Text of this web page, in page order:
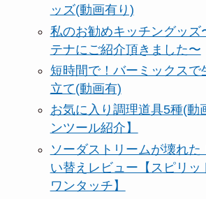
ッズ(動画有り)
私のお勧めキッチングッズ
テナにご紹介頂きました〜
短時間で！バーミックスで
立て(動画有)
お気に入り調理道具5種(動
ンツール紹介】
ソーダストリームが壊れた
い替えレビュー【スピリ
ワンタッチ】